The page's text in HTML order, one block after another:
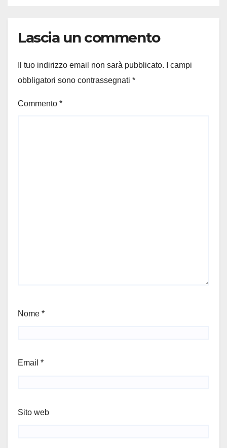
Lascia un commento
Il tuo indirizzo email non sarà pubblicato.
I campi
obbligatori sono contrassegnati *
Commento *
Nome *
Email *
Sito web